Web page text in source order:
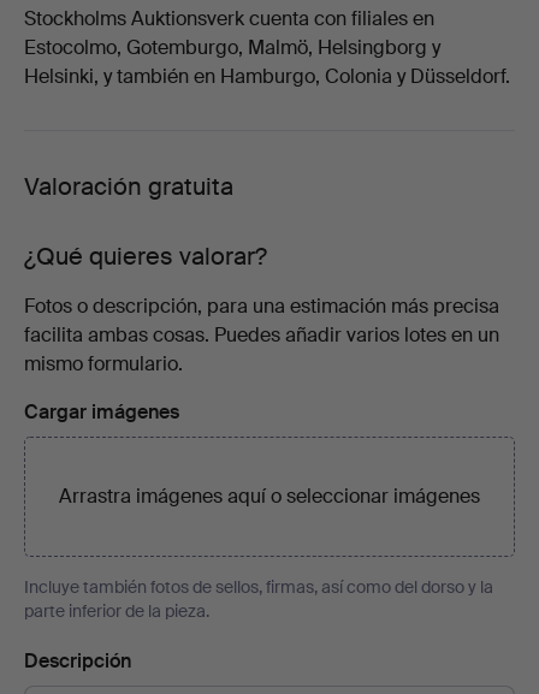
Stockholms Auktionsverk cuenta con filiales en
Estocolmo, Gotemburgo, Malmö, Helsingborg y
Helsinki, y también en Hamburgo, Colonia y Düsseldorf.
Valoración gratuita
¿Qué quieres valorar?
Fotos o descripción, para una estimación más precisa
facilita ambas cosas. Puedes añadir varios lotes en un
mismo formulario.
Cargar imágenes
Arrastra imágenes aquí oseleccionar imágenes
Incluye también fotos de sellos, firmas, así como del dorso y la
parte inferior de la pieza.
Descripción